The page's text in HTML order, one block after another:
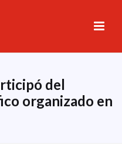
del
organizado en